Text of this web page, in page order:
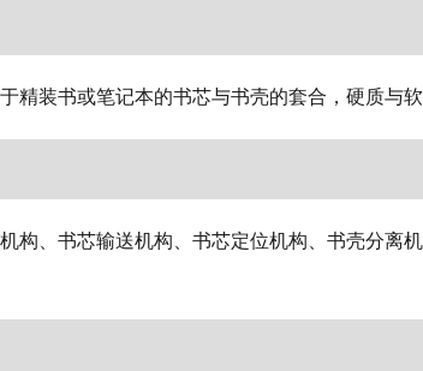
精装书或笔记本的书芯与书壳的套合，硬质与软
构、书芯输送机构、书芯定位机构、书壳分